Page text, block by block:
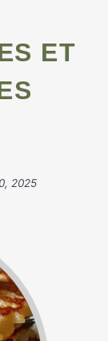
ET
2025